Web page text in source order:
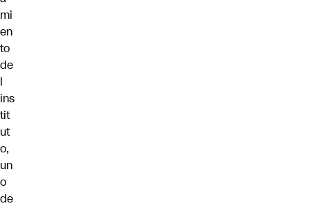
mi
en
to
de
l
ins
tit
ut
o,
un
o
de